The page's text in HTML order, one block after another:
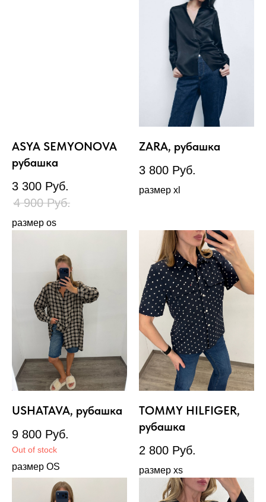
ASYA SEMYONOVA
рубашка
3 300 Руб.
4 900 Руб.
размер os
ZARA, рубашка
3 800 Руб.
размер xl
USHATAVA, рубашка
9 800 Руб.
Out of stock
размер OS
TOMMY HILFIGER,
рубашка
2 800 Руб.
размер xs